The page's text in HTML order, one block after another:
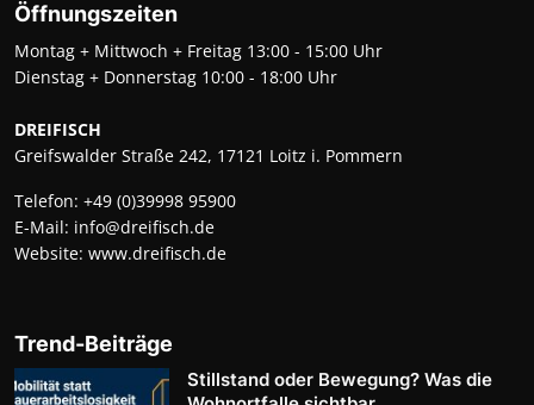
Öffnungszeiten
Montag + Mittwoch + Freitag 13:00 - 15:00 Uhr
Dienstag + Donnerstag 10:00 - 18:00 Uhr
DREIFISCH
Greifswalder Straße 242, 17121 Loitz i. Pommern
Telefon: +49 (0)39998 95900
E-Mail: info@dreifisch.de
Website: www.dreifisch.de
Trend-Beiträge
Stillstand oder Bewegung? Was die